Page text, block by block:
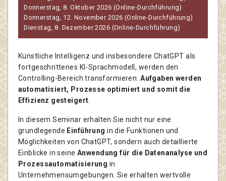
Donnerstag, 8. Oktober 2026 (Online-Durchführung)
Donnerstag, 12. November 2026 (Online-Durchführung)
Dienstag, 8. Dezember 2026 (Online-Durchführung)
Künstliche Intelligenz und insbesondere ChatGPT als
fortgeschrittenes KI-Sprachmodell, werden den
Controlling-Bereich transformieren:Aufgaben werden
automatisiert, Prozesse optimiert und somit die
Effizienz gesteigert
In diesem Seminar erhalten Sie nicht nur eine
grundlegende Einführung in die Funktionen und
Möglichkeiten von ChatGPT, sondern auch detaillierte
Einblicke in seine Anwendung für die Datenanalyse und
Prozessautomatisierung in
Unternehmensumgebungen. Sie erhalten wertvolle